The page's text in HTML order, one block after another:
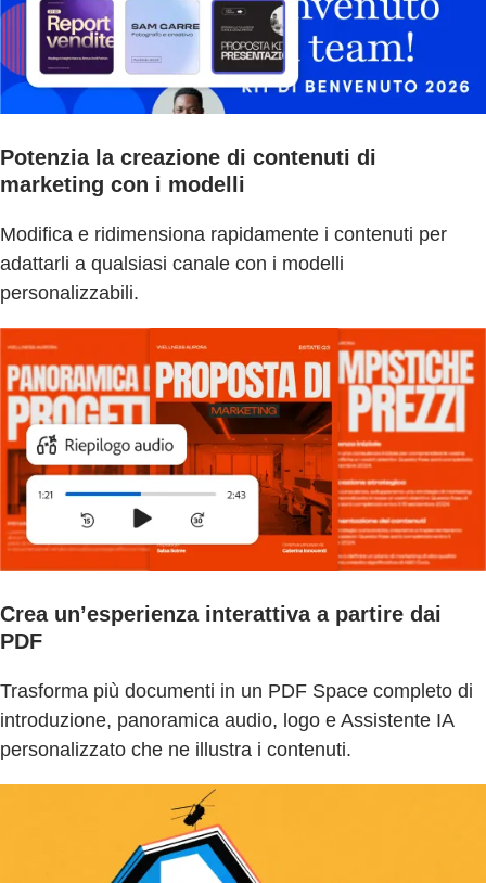
Potenzia la creazione di contenuti di
marketing con i modelli
Modifica e ridimensiona rapidamente i contenuti per
adattarli a qualsiasi canale con i modelli
personalizzabili.
Crea un’esperienza interattiva a partire dai
PDF
Trasforma più documenti in un PDF Space completo di
introduzione, panoramica audio, logo e Assistente IA
personalizzato che ne illustra i contenuti.